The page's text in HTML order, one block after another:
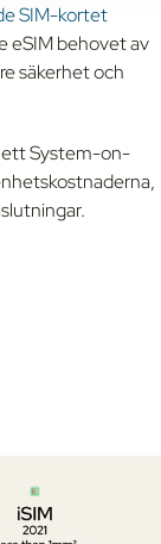
SIM-kortet
eSIM behovet av
säkerhet och
ett System-on-